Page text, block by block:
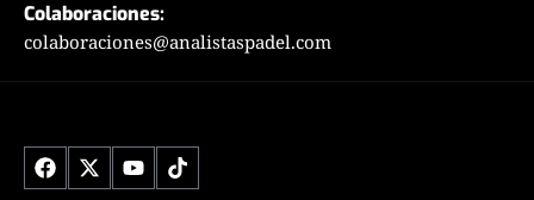
Colaboraciones:
colaboraciones@analistaspadel.com